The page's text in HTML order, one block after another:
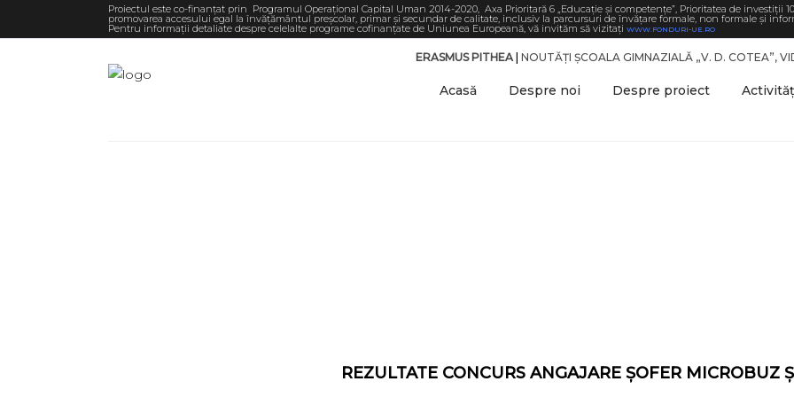
Proiectul este co-finanțat prin Programul Operațional Capital Uman 2014-2020, Axa Prioritară 6 „Educație și competențe”, Prioritatea de investiții
promovarea accesului egal la învățământul preșcolar, primar și secundar de calitate, inclusiv la parcursuri de învățare formale, non formale și
Pentru informaţii detaliate despre celelalte programe cofinanţate de Uniunea Europeană, vă invităm să vizitaţi WWW.FONDURI-UE.RO
ERASMUS PITHEA| NOUTĂȚI ȘCOALA GIMNAZIALĂ „V. D. COTEA”,
Acasă Despre noi Despre proiect
REZULTATE CONCURS ANGAJARE ȘOFER MICROBUZ